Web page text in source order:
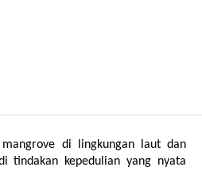
mangrove di lingkungan laut dan
tindakan kepedulian yang nyata